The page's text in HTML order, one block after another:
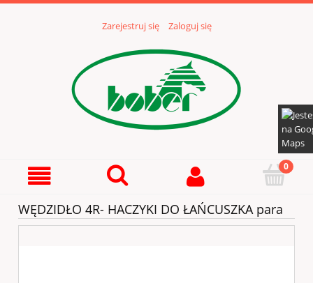
Zarejestruj się Zaloguj się
WĘDZIDŁO 4R- HACZYKI DO ŁAŃCUSZKA para